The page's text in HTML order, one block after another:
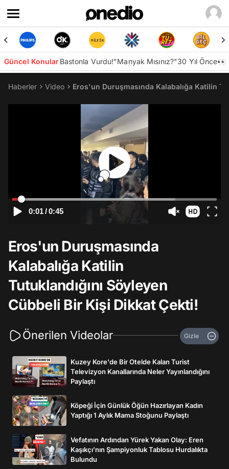
Güncel KonularBastonla Vurdu!"Manyak Mısınız?"30 Yıl Önce👀
Haberler Video Eros'un Duruşmasında Kalabalığa Katilin
0:01/0:45
Eros'un Duruşmasında
Kalabalığa Katilin
Tutuklandığını Söyleyen
Cübbeli Bir Kişi Dikkat Çekti!
Önerilen Videolar Gizle
Kuzey Kore'de Bir Otelde Kalan Turist
Televizyon Kanallarında Neler Yayınlandığını
Paylaştı
Köpeği İçin Günlük Öğün Hazırlayan Kadın
Yaptığı 1 Aylık Mama Stoğunu Paylaştı
Vefatının Ardından Yürek Yakan Olay: Eren
Kaşıkçı’nın Şampiyonluk Tablosu Hurdalıkta
Bulundu